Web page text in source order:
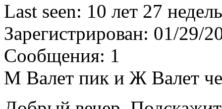
Last seen: 10 лет 27
Зарегистрирован: 01/29/
Сообщения: 1
М Валет пик и Ж Валет